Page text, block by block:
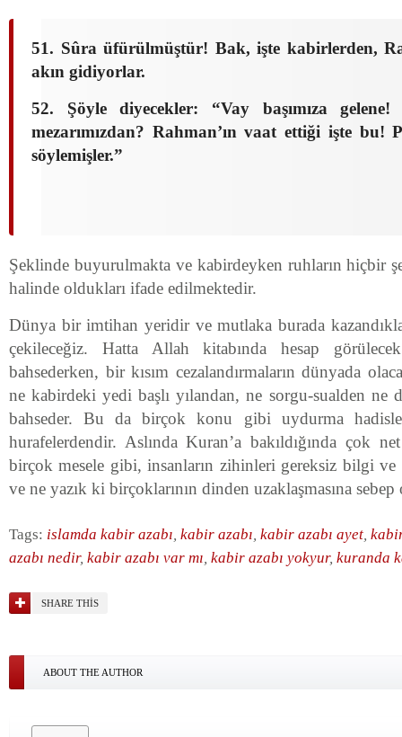
51. Sûra üfürülmüştür! Bak, işte kabirlerden,
akın gidiyorlar.
52. Şöyle diyecekler: “Vay başımıza
mezarımızdan? Rahman’ın vaat ettiği işte bu!
söylemişler.”
Şeklinde buyurulmakta ve kabirdeyken ruhların hiçbir
halinde oldukları ifade edilmektedir.
Dünya bir imtihan yeridir ve mutlaka burada
çekileceğiz. Hatta Allah kitabında hesap
bahsederken, bir kısım cezalandırmaların dünyada
ne kabirdeki yedi başlı yılandan, ne sorgu-sualden ne
bahseder. Bu da birçok konu gibi uydurma
hurafelerdendir. Aslında Kuran’a bakıldığında çok
birçok mesele gibi, insanların zihinleri gereksiz bilgi
ve ne yazık ki birçoklarının dinden uzaklaşmasına
Tags: islamda kabir azabı, kabir azabı, kabir azabı ayet,
azabı nedir, kabir azabı var mı, kabir azabı yokyur, kuranda
SHARE THIS
ABOUT THE AUTHOR